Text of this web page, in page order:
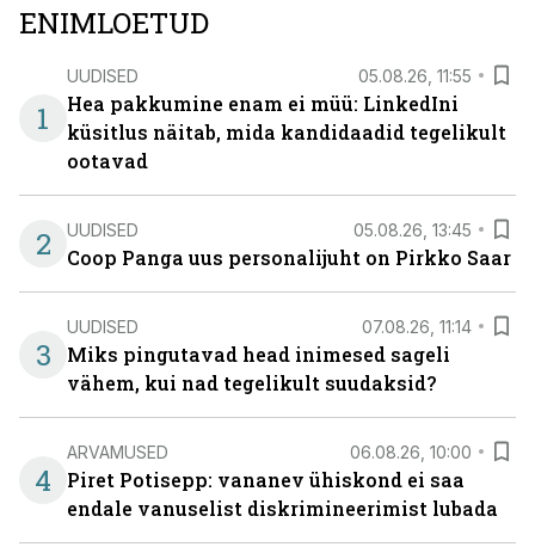
ENIMLOETUD
1
UUDISED 05.08.26, 11:55
Hea pakkumine enam ei müü: LinkedIni
küsitlus näitab, mida kandidaadid tegelikult
ootavad
2 UUDISED 05.08.26, 13:45
Coop Panga uus personalijuht on Pirkko Saar
3
UUDISED 07.08.26, 11:14
Miks pingutavad head inimesed sageli
vähem, kui nad tegelikult suudaksid?
4
ARVAMUSED 06.08.26, 10:00
Piret Potisepp: vananev ühiskond ei saa
endale vanuselist diskrimineerimist lubada